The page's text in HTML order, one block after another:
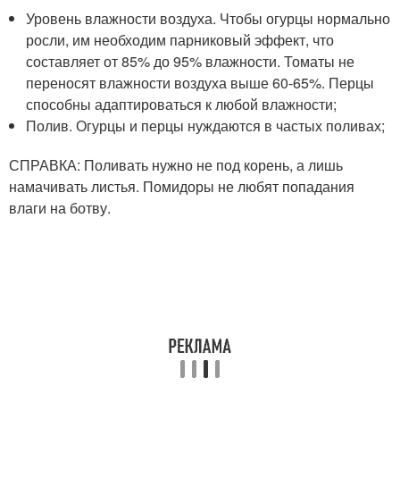
Уровень влажности воздуха. Чтобы огурцы нормально
росли, им необходим парниковый эффект, что
составляет от 85% до 95% влажности. Томаты не
переносят влажности воздуха выше 60-65%. Перцы
способны адаптироваться к любой влажности;
Полив. Огурцы и перцы нуждаются в частых поливах;
СПРАВКА: Поливать нужно не под корень, а лишь
намачивать листья. Помидоры не любят попадания
влаги на ботву.